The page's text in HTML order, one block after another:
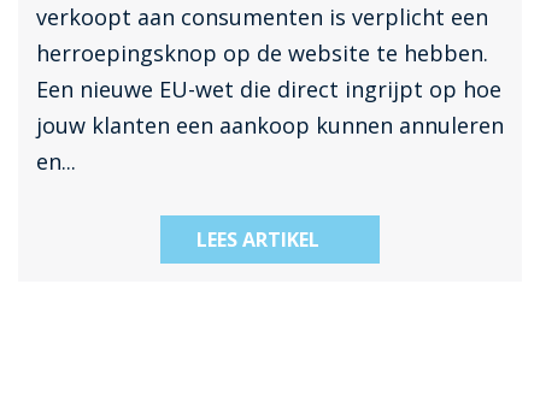
verkoopt aan consumenten is verplicht een
herroepingsknop op de website te hebben.
Een nieuwe EU-wet die direct ingrijpt op hoe
jouw klanten een aankoop kunnen annuleren
en...
LEES ARTIKEL